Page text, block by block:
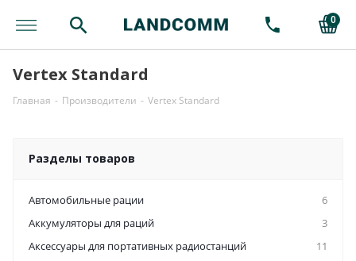
0
Vertex Standard
Главная - Производители - Vertex Standard
Разделы товаров
Автомобильные рации
6
Аккумуляторы для раций
3
Аксессуары для портативных радиостанций
11